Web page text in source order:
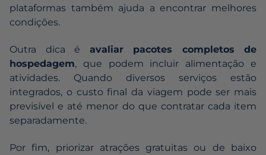
plataformas também ajuda a encontrar melhores
condições.
Outra dica é avaliar pacotes completos de
hospedagem, que podem incluir alimentação e
atividades. Quando diversos serviços estão
integrados, o custo final da viagem pode ser mais
previsível e até menor do que contratar cada item
separadamente.
Por fim, priorizar atrações gratuitas ou de baixo